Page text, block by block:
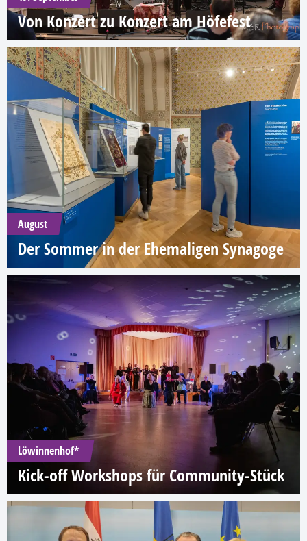
Von Konzert zu Konzert am Höfefest
August
Der Sommer in der Ehemaligen Synagoge
Löwinnenhof*
Kick-off Workshops für Community-Stück